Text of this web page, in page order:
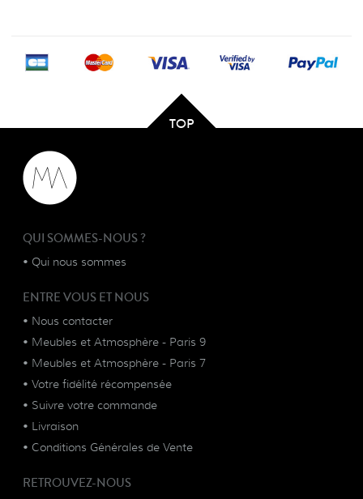
TOP
QUI SOMMES-NOUS ?
• Qui nous sommes
ENTRE VOUS ET NOUS
• Nous contacter
• Meubles et Atmosphère - Paris 9
• Meubles et Atmosphère - Paris 7
• Votre fidélité récompensée
• Suivre votre commande
• Livraison
• Conditions Générales de Vente
RETROUVEZ-NOUS